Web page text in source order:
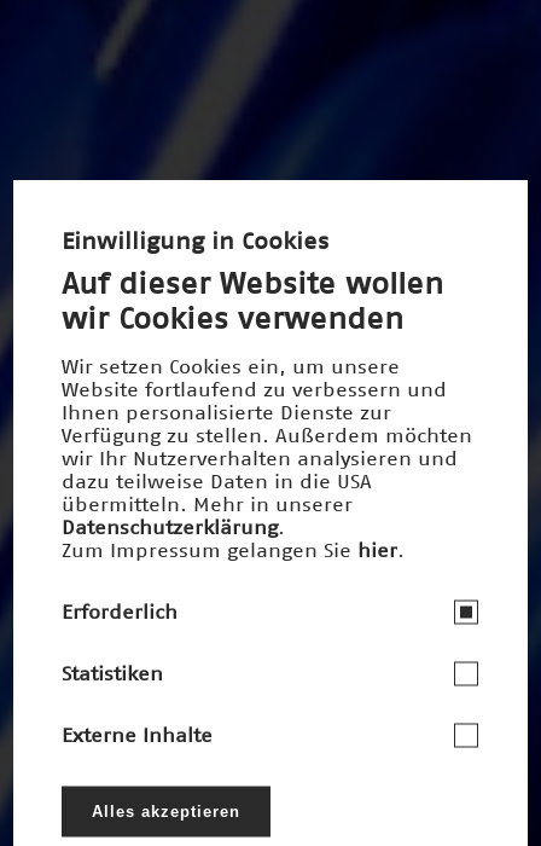
Einwilligung in Cookies
Auf dieser Website wollen
wir Cookies verwenden
Wir setzen Cookies ein, um unsere
Website fortlaufend zu verbessern und
Ihnen personalisierte Dienste zur
Verfügung zu stellen. Außerdem möchten
wir Ihr Nutzerverhalten analysieren und
dazu teilweise Daten in die USA
übermitteln. Mehr in unserer
Datenschutzerklärung.
Zum Impressum gelangen Sie
hier
Erforderlich
Statistiken
Externe Inhalte
Alles akzeptieren